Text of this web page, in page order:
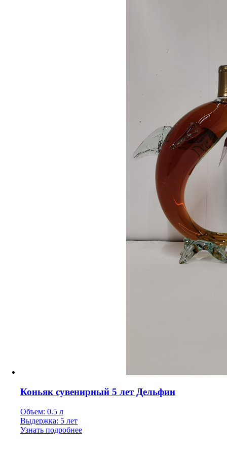
Коньяк сувенирный 5 лет Дельфин
Объем: 0.5 л
Выдержка: 5 лет
Узнать подробнее